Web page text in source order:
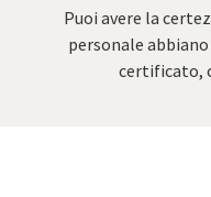
Puoi avere la
personale
certificato,